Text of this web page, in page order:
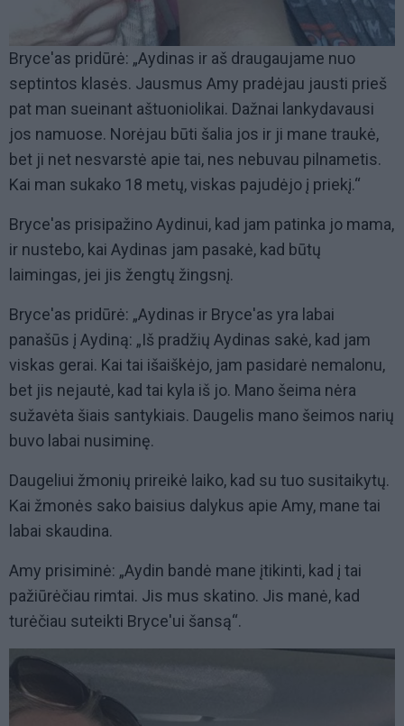
Bryce'as pridūrė: „Aydinas ir aš draugaujame nuo
septintos klasės. Jausmus Amy pradėjau jausti prieš
pat man sueinant aštuoniolikai. Dažnai lankydavausi
jos namuose. Norėjau būti šalia jos ir ji mane traukė,
bet ji net nesvarstė apie tai, nes nebuvau pilnametis.
Kai man sukako 18 metų, viskas pajudėjo į priekį.“
Bryce'as prisipažino Aydinui, kad jam patinka jo mama,
ir nustebo, kai Aydinas jam pasakė, kad būtų
laimingas, jei jis žengtų žingsnį.
Bryce'as pridūrė: „Aydinas ir Bryce'as yra labai
panašūs į Aydiną: „Iš pradžių Aydinas sakė, kad jam
viskas gerai. Kai tai išaiškėjo, jam pasidarė nemalonu,
bet jis nejautė, kad tai kyla iš jo. Mano šeima nėra
sužavėta šiais santykiais. Daugelis mano šeimos narių
buvo labai nusiminę.
Daugeliui žmonių prireikė laiko, kad su tuo susitaikytų.
Kai žmonės sako baisius dalykus apie Amy, mane tai
labai skaudina.
Amy prisiminė: „Aydin bandė mane įtikinti, kad į tai
pažiūrėčiau rimtai. Jis mus skatino. Jis manė, kad
turėčiau suteikti Bryce'ui šansą“.